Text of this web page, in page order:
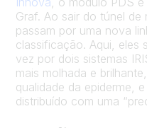
Graf. Ao sair do túnel
passam por uma nova
classificação. Aqui, eles
vez por dois sistemas
mais molhada e
qualidade da epiderme,
distribuído com uma